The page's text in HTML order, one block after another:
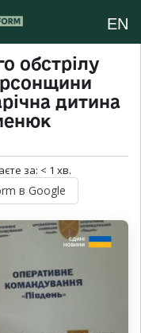
EN
обстрілу
дитина
за: < 1 хв.
в Google